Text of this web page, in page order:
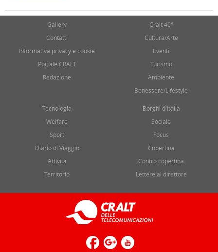
Gallery
Contatti
Informativa privacy e cookie
Portale CRALT
Redazione
Cralt 40°
Cultura/Arte
Eventi
Turismo
Ambiente
Benessere/Lifestyle
Tecnologia
Welfare
Sport
Diario di Viaggio
Attività
Territorio
Borghi d'Italia
Sociale
Focus
Copertina
Contro copertina
Lettere al direttore